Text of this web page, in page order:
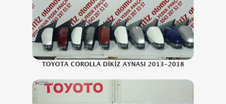
TOYOTA COROLLA DİKİZ AYNASI 2013-2018